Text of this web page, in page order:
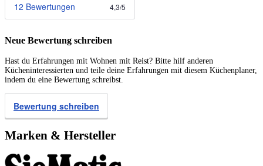
12 Bewertungen
4,3/5
Neue Bewertung schreiben
Hast du Erfahrungen mit Wohnen mit Reist? Bitte hilf anderen
Kücheninteressierten und teile deine Erfahrungen mit diesem Küchenplaner,
indem du eine Bewertung schreibst.
Bewertung schreiben
Marken & Hersteller